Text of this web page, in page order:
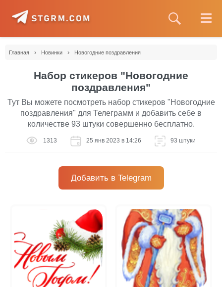
Главная › Новинки › Новогодние поздравления
Набор стикеров "Новогодние
поздравления"
Тут Вы можете посмотреть набор стикеров "Новогодние
поздравления" для Телеграмм и добавить себе в
количестве 93 штуки совершенно бесплатно.
1313 25 янв 2023 в 14:26 93 штуки
Добавить в Telegram